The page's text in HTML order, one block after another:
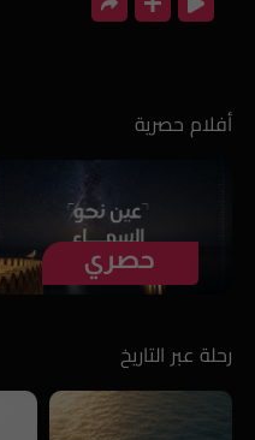
أفلام حصرية
رحلة عبر التاريخ